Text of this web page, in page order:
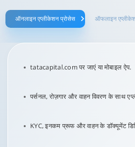
ऑनलाइन एप्लीकेशन प्रोसेस ऑफलाइन
tatacapital.com पर जाएं या मोबाइल ऐप.
पर्सनल, रोज़गार और वाहन विवरण के साथ
KYC, इनकम प्रूफ और वाहन के डॉक्यूमेंट